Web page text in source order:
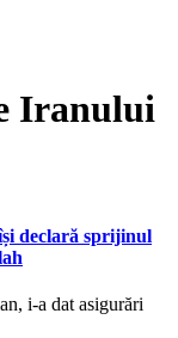
Iranului
declară sprijinul
i-a dat asigurări